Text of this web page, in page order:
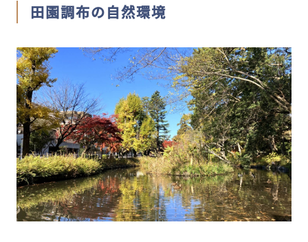
田園調布の自然環境